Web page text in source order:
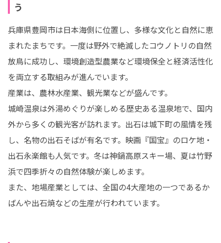
う
兵庫県豊岡市は日本海側に位置し、多様な文化と自然に恵
まれたまちです。一度は野外で絶滅したコウノトリの自然
放鳥に成功し、環境創造型農業など環境保全と経済活性化
を両立する取組みが進んでいます。
産業は、農林水産業、観光業などが盛んです。
城崎温泉は外湯めぐりが楽しめる歴史ある温泉地で、国内
外から多くの観光客が訪れます。出石は城下町の風情を残
し、名物の出石そばが有名です。映画『国宝』のロケ地・
出石永楽館も人気です。冬は神鍋高原スキー場、夏は竹野
浜で四季折々の自然体験が楽しめます。
また、地場産業としては、全国の4大産地の一つであるか
ばんや出石焼などの生産が行われています。